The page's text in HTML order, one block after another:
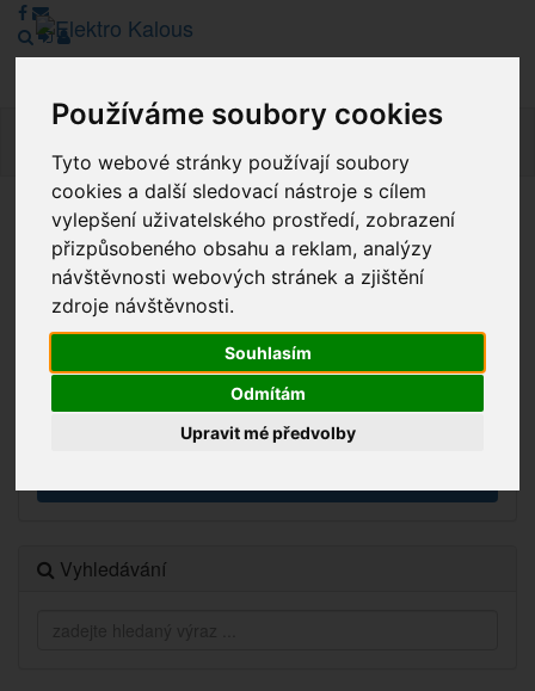
Používáme soubory cookies
Tyto webové stránky používají soubory
cookies a další sledovací nástroje s cílem
vylepšení uživatelského prostředí, zobrazení
přizpůsobeného obsahu a reklam, analýzy
návštěvnosti webových stránek a zjištění
zdroje návštěvnosti.
Souhlasím
Odmítám
Upravit mé předvolby
Vážení zákazníci, v tuto chvíli je Náš internetový obchod v
režimu Katalogu. Objednávky on-line nyní nelze vyřídit.
Děkujeme za pochopení.
Výprodej
Vyhledávání